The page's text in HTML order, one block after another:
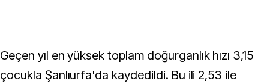
Geçen yıl en yüksek toplam doğurganlık hızı 3,15
çocukla Şanlıurfa'da kaydedildi. Bu ili 2,53 ile